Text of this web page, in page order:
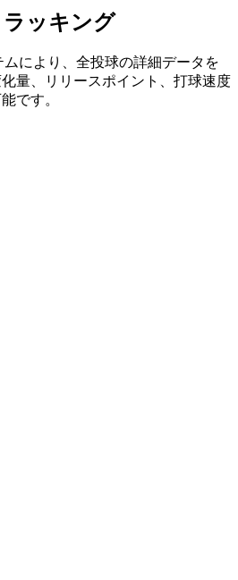
ラッキング
ムにより、全投球の詳細データを
量、リリースポイント、打球速度
です。